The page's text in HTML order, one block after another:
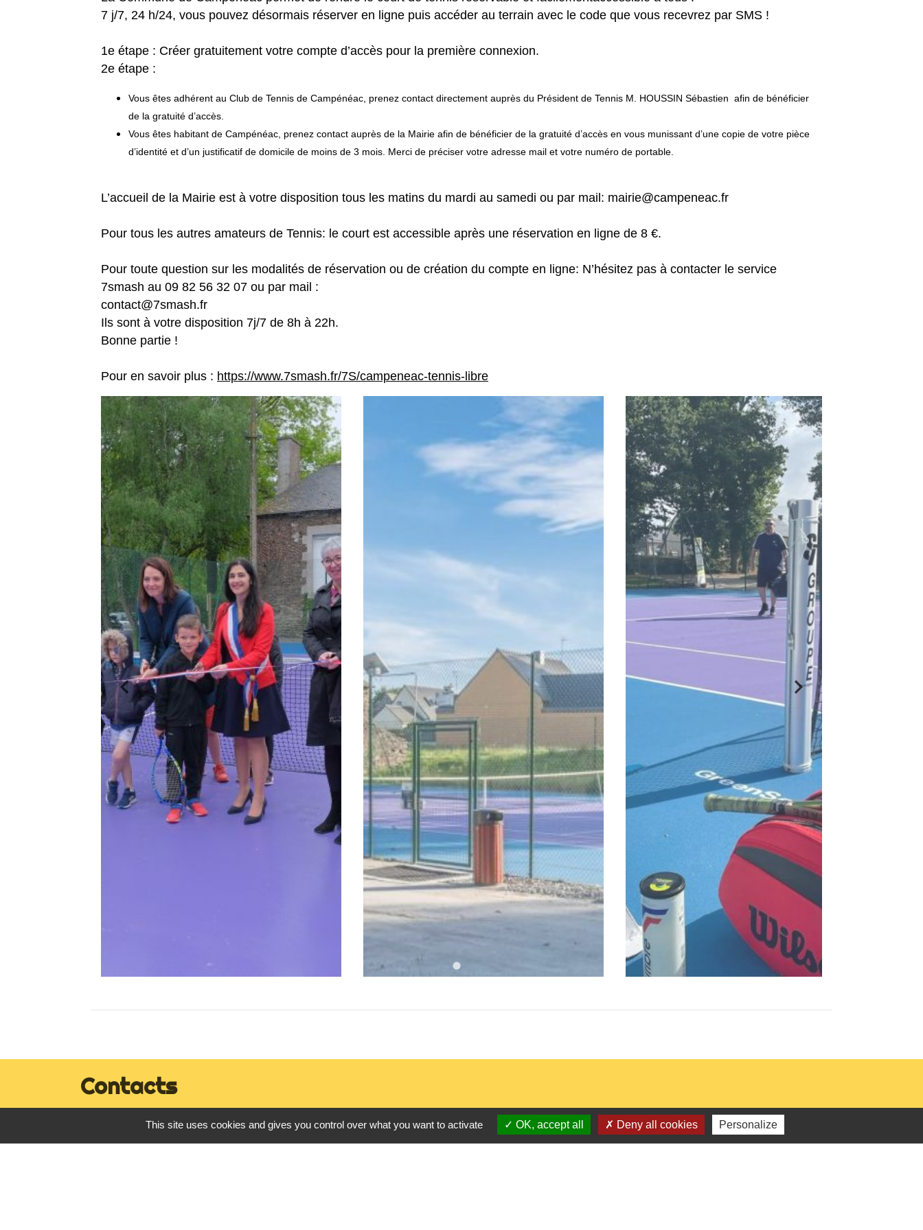
7 j/7, 24 h/24, vous pouvez désormais réserver en ligne puis accéder au terrain avec le code que vous recevrez par SMS !
1e étape : Créer gratuitement votre compte d’accès pour la première connexion.
2e étape :
Vous êtes adhérent au Club de Tennis de Campénéac, prenez contact directement auprès du Président de Tennis M. HOUSSIN Sébastien afin de bénéficier
de la gratuité d’accès.
Vous êtes habitant de Campénéac, prenez contact auprès de la Mairie afin de bénéficier de la gratuité d’accès en vous munissant d’une copie de votre pièce
d’identité et d’un justificatif de domicile de moins de 3 mois. Merci de préciser votre adresse mail et votre numéro de portable.
L’accueil de la Mairie est à votre disposition tous les matins du mardi au samedi ou par mail: mairie@campeneac.fr
Pour tous les autres amateurs de Tennis: le court est accessible après une réservation en ligne de 8 €.
Pour toute question sur les modalités de réservation ou de création du compte en ligne: N’hésitez pas à contacter le service
7smash au 09 82 56 32 07 ou par mail :
contact@7smash.fr
Ils sont à votre disposition 7j/7 de 8h à 22h.
Bonne partie !
Pour en savoir plus : https://www.7smash.fr/7S/campeneac-tennis-libre
Contacts
10, place de la Mairie
This site uses cookies and gives you control over what you want to activate OK, accept all Deny all cookies Personalize